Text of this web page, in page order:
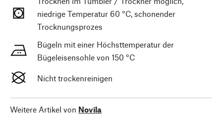
niedrige Temperatur 60 °C, schonender
Trocknungsprozes
Bügeln mit einer Höchsttemperatur der
Bügeleisensohle von 150 °C
Nicht trockenreinigen
Weitere Artikel von Novila